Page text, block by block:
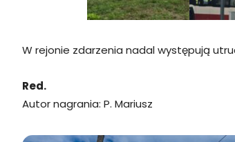
W rejonie zdarzenia nadal występują
Red.
Autor nagrania: P. Mariusz